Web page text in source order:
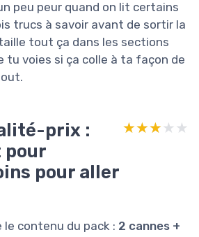
peu peur quand on lit certains
trucs à savoir avant de sortir la
tout ça dans les sections
tu voies si ça colle à ta façon de
prix :
pour
pour aller
★★★★★
★★★★★
contenu du pack : 2 cannes +